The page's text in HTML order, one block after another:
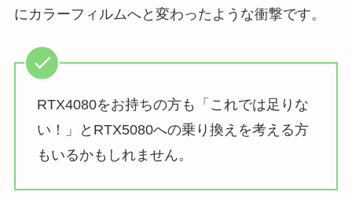
にカラーフィルムへと変わったような衝撃です。
RTX4080をお持ちの方も「これでは足りな
い！」とRTX5080への乗り換えを考える方
もいるかもしれません。